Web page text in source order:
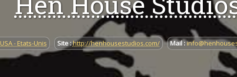
USA - Etats-Unis Site :http://henhousestudios.com/ Mail :